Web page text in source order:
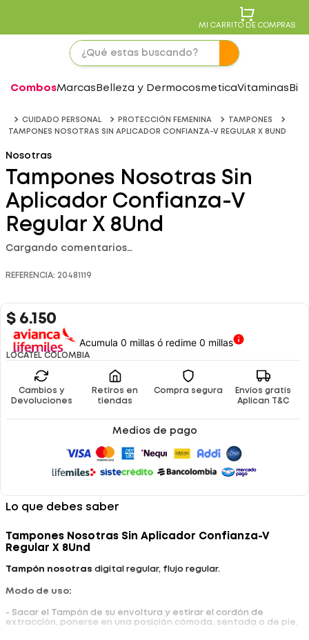
MI CARRITO DE COMPRAS
CombosMarcas Belleza y DermocosmeticaVitaminas
CUIDADO PERSONAL PROTECCIÓN FEMENINA
TAMPONES
TAMPONES NOSOTRAS SIN APLICADOR CONFIANZA-V REGULAR X 8UND
Nosotras
Tampones Nosotras Sin
Aplicador Confianza-V
Regular X 8Und
Cargando comentarios…
REFERENCIA: 20481119
$ 6.150
Acumula 0 millas ó redime 0 millas
LOCATEL COLOMBIA
Cambios y
Devoluciones
Retiros en
tiendas
Compra segura
Envíos gratis
Aplican T&C
Medios de pago
Lo que debes saber
Tampones Nosotras Sin Aplicador Confianza-V
Regular X 8Und
Tampón nosotras digital regular, flujo regular.
Modo de uso:
- Sacar el Tampón de su envoltura y estirar el cordón de
extracción, ponerse en una posición cómoda, sentada o de pie.